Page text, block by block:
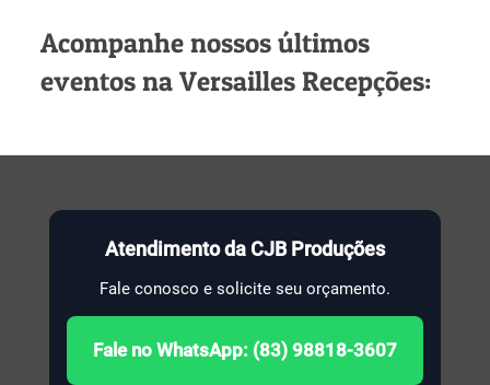
Acompanhe nossos últimos
eventos na Versailles Recepções:
Atendimento da CJB Produções
Fale conosco e solicite seu orçamento.
Fale no WhatsApp: (83) 98818-3607